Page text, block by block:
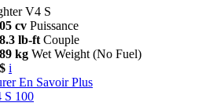
V4 S
cv Puissance
lb-ft Couple
kg Wet Weight (No Fuel)
i
En Savoir Plus
S 100